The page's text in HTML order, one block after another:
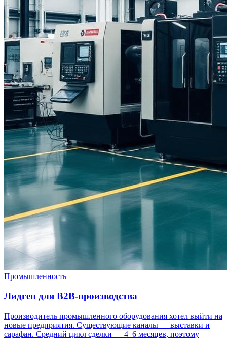
Промышленность
Лидген для B2B-производства
Производитель промышленного оборудования хотел выйти на
новые предприятия. Существующие каналы — выставки и
сарафан. Средний цикл сделки — 4–6 месяцев, поэтому